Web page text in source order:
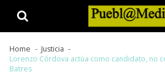
Home
Justicia
Lorenzo Córdova actúa como candidato, no
Batres